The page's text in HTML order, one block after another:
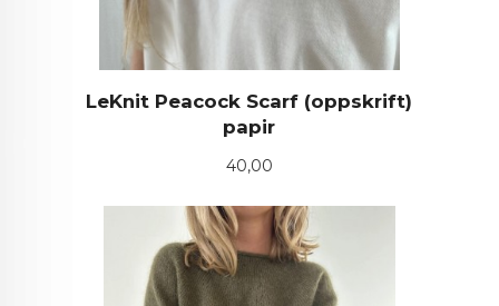
LeKnit Peacock Scarf (oppskrift)
papir
Pris
40,00